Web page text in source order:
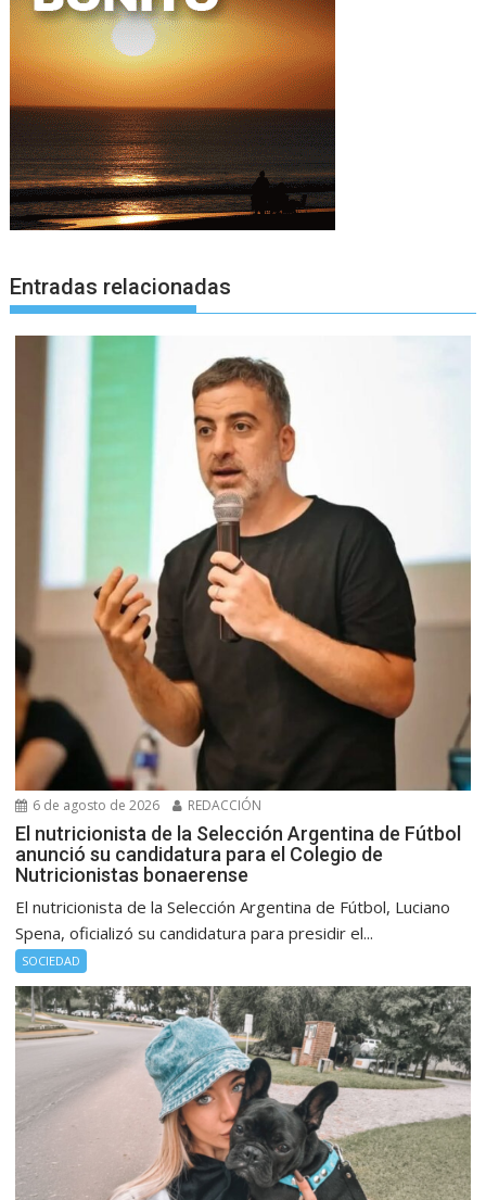
Entradas relacionadas
6 de agosto de 2026 REDACCIÓN
El nutricionista de la Selección Argentina de Fútbol
anunció su candidatura para el Colegio de
Nutricionistas bonaerense
El nutricionista de la Selección Argentina de Fútbol, Luciano
Spena, oficializó su candidatura para presidir el...
SOCIEDAD